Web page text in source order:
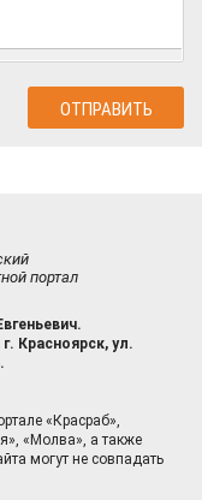
портал
Красноярск, ул.
«Красраб»,
«Молва», а также
могут не совпадать